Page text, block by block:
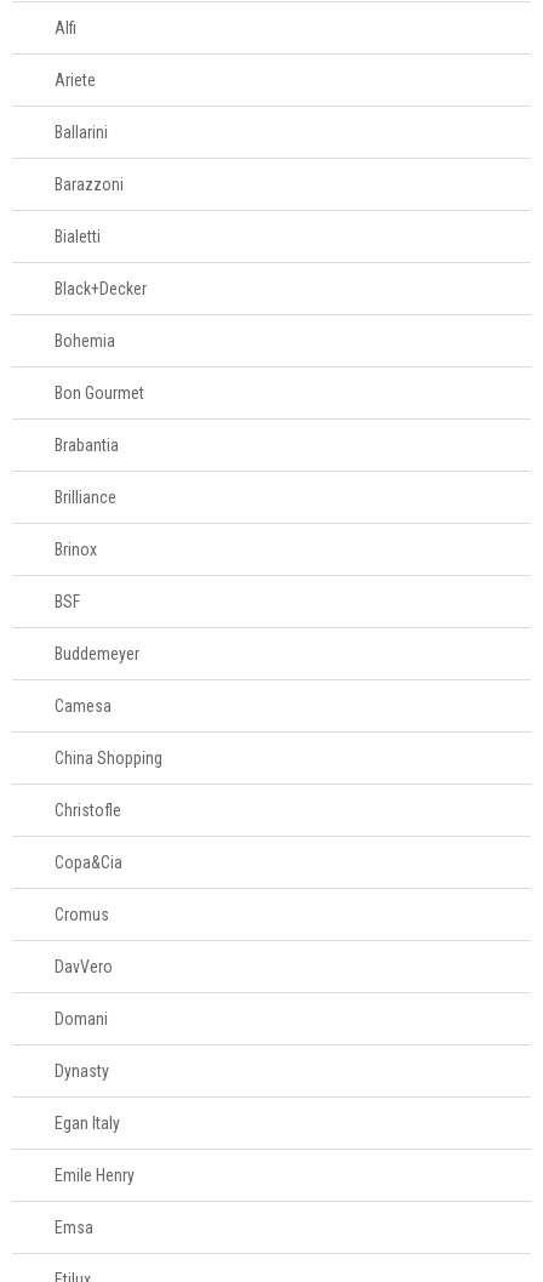
Alfi
Ariete
Ballarini
Barazzoni
Bialetti
Black+Decker
Bohemia
Bon Gourmet
Brabantia
Brilliance
Brinox
BSF
Buddemeyer
Camesa
China Shopping
Christofle
Copa&Cia
Cromus
DavVero
Domani
Dynasty
Egan Italy
Emile Henry
Emsa